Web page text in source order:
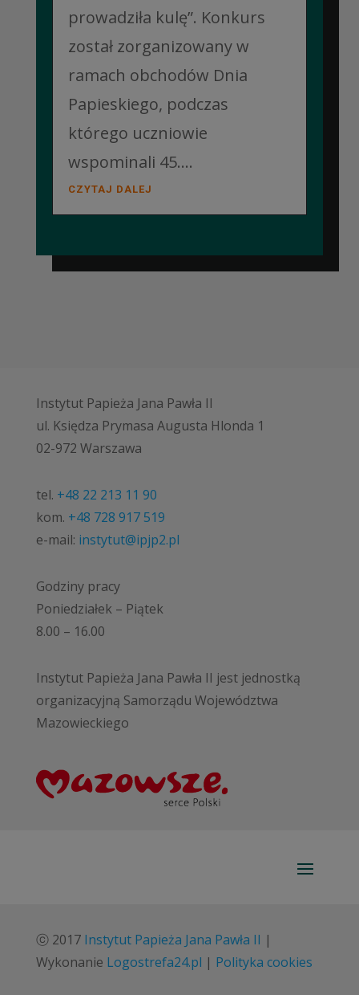
prowadziła kulę”. Konkurs
został zorganizowany w
ramach obchodów Dnia
Papieskiego, podczas
którego uczniowie
wspominali 45....
CZYTAJ DALEJ
Instytut Papieża Jana Pawła II
ul. Księdza Prymasa Augusta Hlonda 1
02-972 Warszawa
tel. +48 22 213 11 90
kom. +48 728 917 519
e-mail: instytut@ipjp2.pl
Godziny pracy
Poniedziałek – Piątek
8.00 – 16.00
Instytut Papieża Jana Pawła II jest jednostką
organizacyjną Samorządu Województwa
Mazowieckiego
ⓒ 2017 Instytut Papieża Jana Pawła II |
Wykonanie Logostrefa24.pl | Polityka cookies